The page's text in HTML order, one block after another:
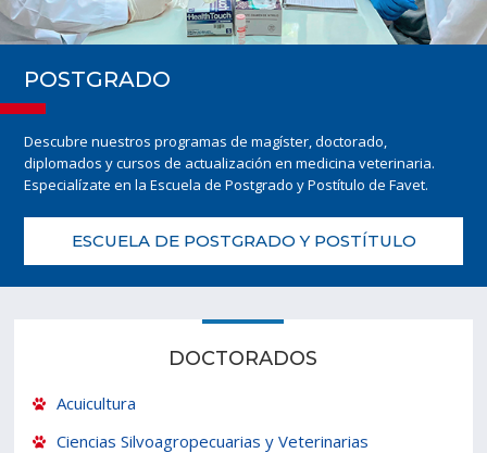
EXTENSIÓN
SERVICIOS VETERINARIOS
FACULTAD
Estudiantes
Académicos
Funcionarios
Egresados
POSTGRADO
Descubre nuestros programas de magíster, doctorado,
diplomados y cursos de actualización en medicina veterinaria.
Especialízate en la Escuela de Postgrado y Postítulo de Favet.
ESCUELA DE POSTGRADO Y POSTÍTULO
DOCTORADOS
Acuicultura
Ciencias Silvoagropecuarias y Veterinarias